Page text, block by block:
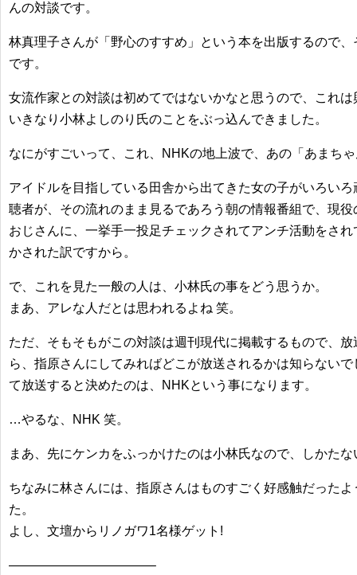
んの対談です。
林真理子さんが「野心のすすめ」という本を出版するので
です。
女流作家との対談は初めてではないかなと思うので、これ
いきなり小林よしのり氏のことをぶっ込んできました。
なにがすごいって、これ、NHKの地上波で、あの「あまち
アイドルを目指している田舎から出てきた女の子がいろい
聴者が、その流れのまま見るであろう朝の情報番組で、現
おじさんに、一挙手一投足チェックされてアンチ活動をさ
かされた訳ですから。
で、これを見た一般の人は、小林氏の事をどう思うか。
まあ、アレな人だとは思われるよね 笑。
ただ、そもそもがこの対談は週刊現代に掲載するもので、
ら、指原さんにしてみればどこが放送されるかは知らない
て放送すると決めたのは、NHKという事になります。
…やるな、NHK 笑。
まあ、先にケンカをふっかけたのは小林氏なので、しかたな
ちなみに林さんには、指原さんはものすごく好感触だった
た。
よし、文壇からリノガワ1名様ゲット!
———————————–